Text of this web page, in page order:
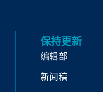
保持更新
编辑部
新闻稿